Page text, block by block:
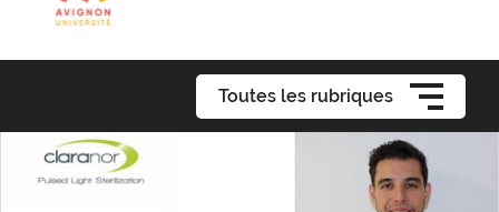
Toutes les rubriques